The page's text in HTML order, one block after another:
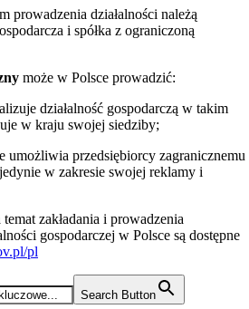
prowadzenia działalności należą
i spółka z ograniczoną
może w Polsce prowadzić:
działalność gospodarczą w takim
w kraju swojej siedziby;
umożliwia przedsiębiorcy zagranicznemu
w zakresie swojej reklamy i
zakładania i prowadzenia
gospodarczej w Polsce są dostępne
pl
Search Button